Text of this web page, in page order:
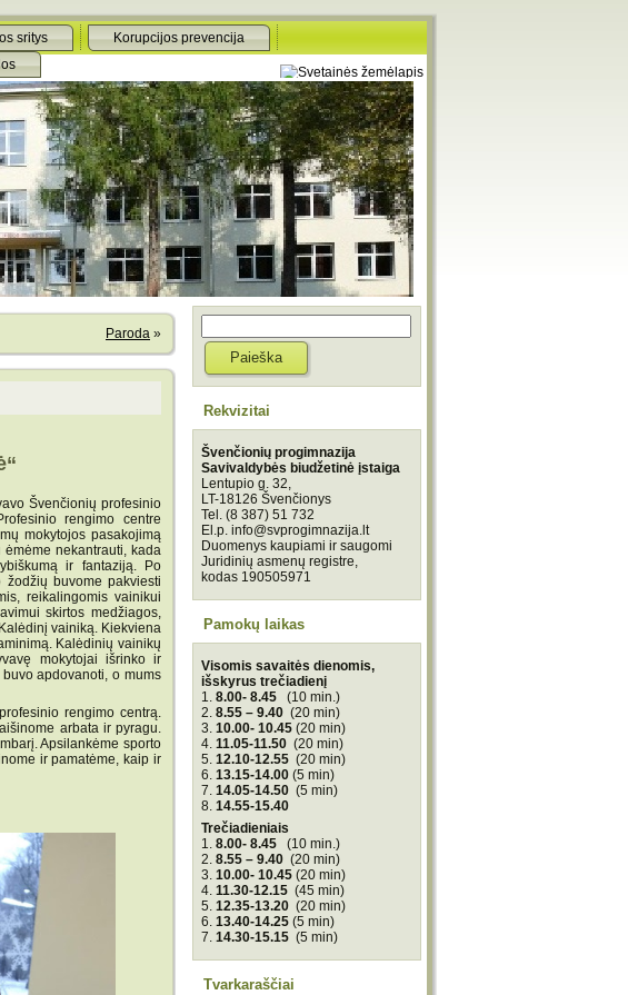
sritys
Korupcijos prevencija
Paroda »
Švenčionių profesinio
rengimo centre
mokytojos pasakojimą
nekantrauti, kada
ir fantaziją. Po
buvome pakviesti
reikalingomis vainikui
skirtos medžiagos,
vainiką. Kiekviena
Kalėdinių vainikų
mokytojai išrinko ir
apdovanoti, o mums
rengimo centrą.
arbata ir pyragu.
Apsilankėme sporto
ir pamatėme, kaip ir
Rekvizitai
Švenčionių progimnazija
Savivaldybės biudžetinė įstaiga
Lentupio g. 32,
LT-18126 Švenčionys
Tel. (8 387) 51 732
El.p. info@svprogimnazija.lt
Duomenys kaupiami ir saugomi
Juridinių asmenų registre,
kodas 190505971
Pamokų laikas
Visomis savaitės dienomis,
išskyrus trečiadienį
1. 8.00- 8.45
(10 min.)
2. 8.55 – 9.40 (20 min)
3. 10.00- 10.45 (20 min)
4. 11.05-11.50 (20 min)
5. 12.10-12.55 (20 min)
6. 13.15-14.00 (5 min)
7. 14.05-14.50 (5 min)
8. 14.55-15.40
Trečiadieniais
1. 8.00- 8.45
(10 min.)
2. 8.55 – 9.40 (20 min)
3. 10.00- 10.45 (20 min)
4. 11.30-12.15 (45 min)
5. 12.35-13.20 (20 min)
6. 13.40-14.25 (5 min)
7. 14.30-15.15 (5 min)
Tvarkaraščiai